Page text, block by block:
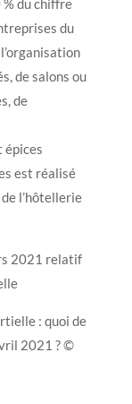
du chiffre
du
de salons ou
de
épices
est réalisé
l’hôtellerie
2021 relatif
: quoi de
2021 ? ©